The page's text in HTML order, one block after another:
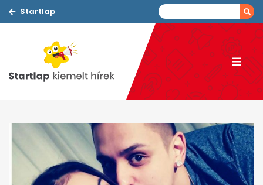
Startlap